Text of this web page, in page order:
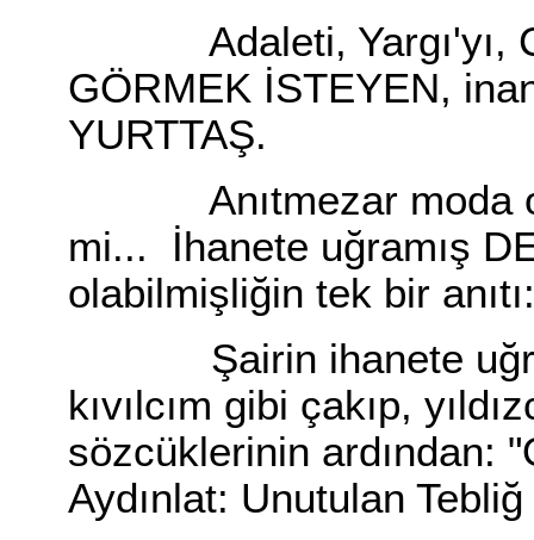
Adaleti, Yargı'yı,
GÖRMEK İSTEYEN,
YURTTAŞ.
Anıtmezar moda
mi... İhanete uğramış
olabilmişliğin tek bir
Şairin ihanete
kıvılcım gibi çakıp,
sözcüklerinin ardından:
Aydınlat: Unutulan